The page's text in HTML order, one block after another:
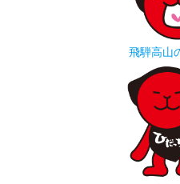
飛騨高山